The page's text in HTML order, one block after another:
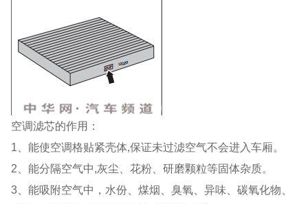
空调滤芯的作用：
1、能使空调格贴紧壳体,保证未过滤空气不会进入车厢。
2、能分隔空气中,灰尘、花粉、研磨颗粒等固体杂质。
3、能吸附空气中，水份、煤烟、臭氧、异味、碳氧化物、